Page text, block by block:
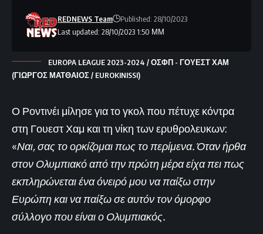
Last updated: 28/10/2023 1:50 ΜΜ
REDNEWS Team Published: 28/10/2023
EUROPA LEAGUE 2023-2024 / ΟΣΦΠ - ΓΟΥΕΣΤ ΧΑΜ
(ΓΙΩΡΓΟΣ ΜΑΤΘΑΙΟΣ / EUROKINISSI)
Ο Ροντινέι μίλησε για το γκολ που πέτυχε κόντρα
στη Γουεστ Χαμ και τη νίκη των ερυθρολευκων:
«Ναι, σας το ορκίζομαι πως το περίμενα. Όταν ήρθα
στον Ολυμπιακό από την πρώτη μέρα είχα πει πως
εκπληρώνεται ένα όνειρό μου να παίξω στην
Ευρώπη και να παίξω σε αυτόν τον όμορφο
σύλλογο που είναι ο Ολυμπιακός.